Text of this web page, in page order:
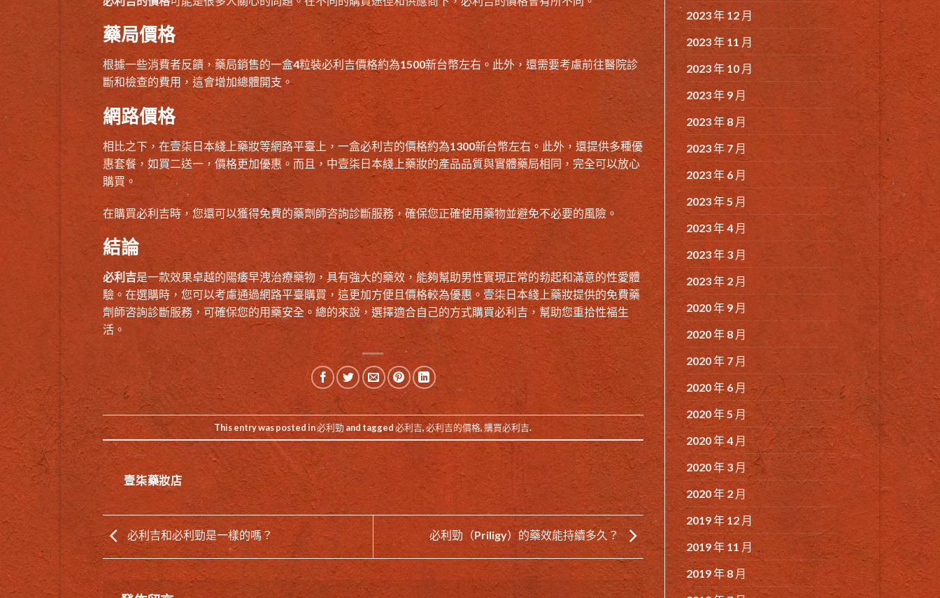
藥局價格
根據一些消費者反饋，藥局銷售的一盒4粒裝必利吉價格約為1500新台幣左右。此外，還需要考慮前往醫院診
斷和檢查的費用，這會增加總體開支。
網路價格
相比之下，在壹柒日本綫上藥妝等網路平臺上，一盒必利吉的價格約為1300新台幣左右。此外，還提供多種優
惠套餐，如買二送一，價格更加優惠。而且，中壹柒日本綫上藥妝的產品品質與實體藥局相同，完全可以放心
購買。
在購買必利吉時，您還可以獲得免費的藥劑師咨詢診斷服務，確保您正確使用藥物並避免不必要的風險。
結論
必利吉是一款效果卓越的陽痿早洩治療藥物，具有強大的藥效，能夠幫助男性實現正常的勃起和滿意的性愛體
驗。在選購時，您可以考慮通過網路平臺購買，這更加方便且價格較為優惠。壹柒日本綫上藥妝提供的免費藥
劑師咨詢診斷服務，可確保您的用藥安全。總的來說，選擇適合自己的方式購買必利吉，幫助您重拾性福生
活。
This entry was posted in必利勁 and tagged必利吉,必利吉的價格, 購買必利吉.
壹柒藥妝店
必利吉和必利勁是一樣的嗎？ 必利勁（Priligy）的藥效能持續多久？
2023 年 12 月
2023 年 11 月
2023 年 10 月
2023 年 9 月
2023 年 8 月
2023 年 7 月
2023 年 6 月
2023 年 5 月
2023 年 4 月
2023 年 3 月
2023 年 2 月
2020 年 9 月
2020 年 8 月
2020 年 7 月
2020 年 6 月
2020 年 5 月
2020 年 4 月
2020 年 3 月
2020 年 2 月
2019 年 12 月
2019 年 11 月
2019 年 8 月